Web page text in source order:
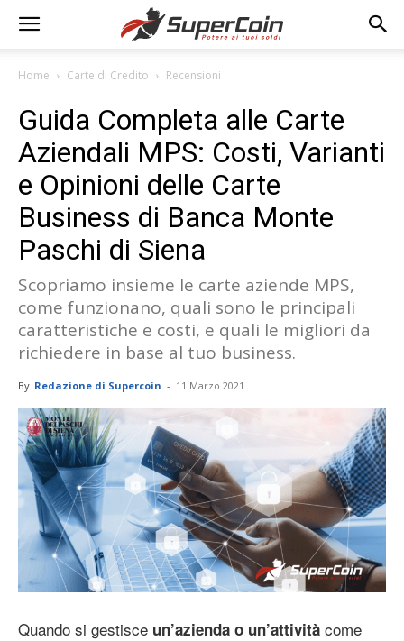
Home Carte di Credito Recensioni
Guida Completa alle Carte
Aziendali MPS: Costi, Varianti
e Opinioni delle Carte
Business di Banca Monte
Paschi di Siena
Scopriamo insieme le carte aziende MPS,
come funzionano, quali sono le principali
caratteristiche e costi, e quali le migliori da
richiedere in base al tuo business.
By Redazione di Supercoin - 11 Marzo 2021
Quando si gestisce un’azienda o un’attività come